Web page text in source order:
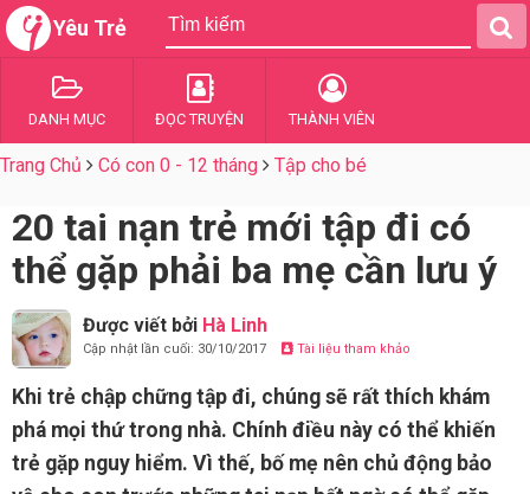
Yêu Trẻ
DANH MỤC ĐỌC TRUYỆN THÀNH VIÊN
Trang Chủ Có con 0 - 12 tháng Tập cho bé
20 tai nạn trẻ mới tập đi có
thể gặp phải ba mẹ cần lưu ý
Được viết bởi Hà Linh
Cập nhật lần cuối: 30/10/2017 Tài liệu tham khảo
Khi trẻ chập chững tập đi, chúng sẽ rất thích khám
phá mọi thứ trong nhà. Chính điều này có thể khiến
trẻ gặp nguy hiểm. Vì thế, bố mẹ nên chủ động bảo